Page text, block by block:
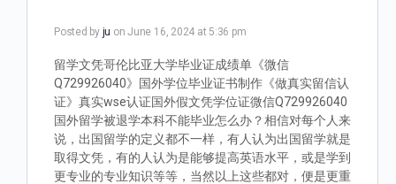
Posted by ju on June 16, 2024 at 5:36 pm
留学文凭哥伦比亚大学毕业证成绩单《微信
Q729926040》国外学位毕业证书制作《做真实留信认
证》真实wse认证国外假文凭学位证微信Q729926040
国外留学被退学本科不能毕业怎么办？相信对每个人来
说，出国留学的定义都不一样，有人认为出国留学就是
取得文凭，有的人认为是能够提高英语水平，或是学到
更专业的专业知识等等，当然以上这些都对，便是更重